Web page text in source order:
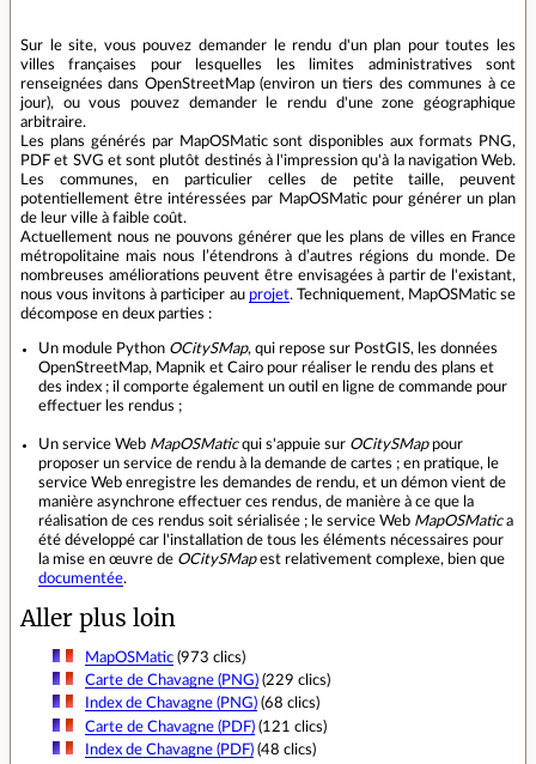
Sur le site, vous pouvez demander le rendu d'un plan pour toutes les
villes françaises pour lesquelles les limites administratives sont
renseignées dans OpenStreetMap (environ un tiers des communes à ce
jour), ou vous pouvez demander le rendu d'une zone géographique
arbitraire.
Les plans générés par MapOSMatic sont disponibles aux formats PNG,
PDF et SVG et sont plutôt destinés à l'impression qu'à la navigation Web.
Les communes, en particulier celles de petite taille, peuvent
potentiellement être intéressées par MapOSMatic pour générer un plan
de leur ville à faible coût.
Actuellement nous ne pouvons générer que les plans de villes en France
métropolitaine mais nous l’étendrons à d’autres régions du monde. De
nombreuses améliorations peuvent être envisagées à partir de l'existant,
nous vous invitons à participer au projet. Techniquement, MapOSMatic se
décompose en deux parties :
Un module Python OCitySMap, qui repose sur PostGIS, les données
OpenStreetMap, Mapnik et Cairo pour réaliser le rendu des plans et
des index ; il comporte également un outil en ligne de commande pour
effectuer les rendus ;
Un service Web MapOSMaticqui s'appuie sur OCitySMappour
proposer un service de rendu à la demande de cartes ; en pratique, le
service Web enregistre les demandes de rendu, et un démon vient de
manière asynchrone effectuer ces rendus, de manière à ce que la
réalisation de ces rendus soit sérialisée ; le service Web MapOSMatica
été développé car l'installation de tous les éléments nécessaires pour
la mise en œuvre de OCitySMapest relativement complexe, bien que
documentée.
Aller plus loin
MapOSMatic(973 clics)
Carte de Chavagne (PNG)(229 clics)
Index de Chavagne (PNG)(68 clics)
Carte de Chavagne (PDF)(121 clics)
Index de Chavagne (PDF)(48 clics)